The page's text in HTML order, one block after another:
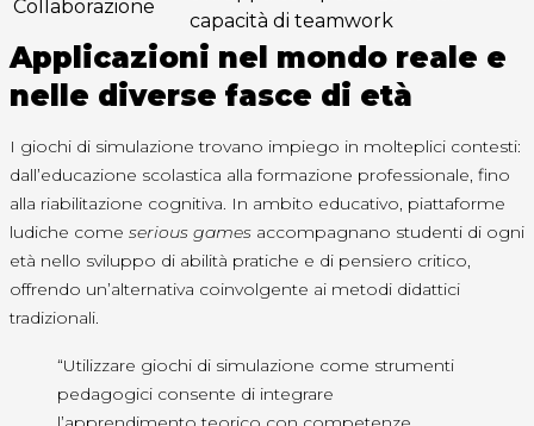
Collaborazione
capacità di teamwork
Applicazioni nel mondo reale e
nelle diverse fasce di età
I giochi di simulazione trovano impiego in molteplici contesti:
dall’educazione scolastica alla formazione professionale, fino
alla riabilitazione cognitiva. In ambito educativo, piattaforme
ludiche come serious games accompagnano studenti di ogni
età nello sviluppo di abilità pratiche e di pensiero critico,
offrendo un’alternativa coinvolgente ai metodi didattici
tradizionali.
“Utilizzare giochi di simulazione come strumenti
pedagogici consente di integrare